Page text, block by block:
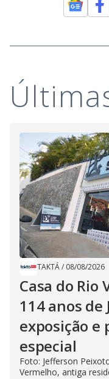
TAKTÁ/ 08/08/2026
Casa do Rio
114 anos de
exposição e
especial
Foto: Jefferson
Vermelho, antiga